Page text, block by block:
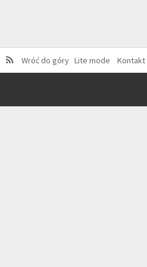
Wróć do góry Lite mode
Kontakt